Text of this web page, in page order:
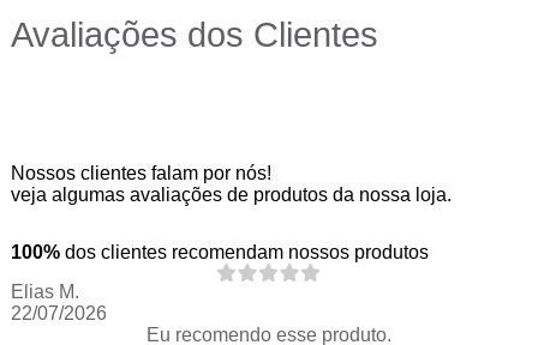
Avaliações dos Clientes
Nossos clientes falam por nós!
veja algumas avaliações de produtos da nossa loja.
100% dos clientes recomendam nossos produtos
Elias M.
22/07/2026
Eu recomendo esse produto.